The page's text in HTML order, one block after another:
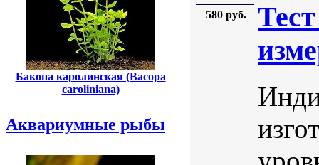
Бакопа каролинская (Bасора
caroliniana)
Аквариумные рыбы
580 руб.